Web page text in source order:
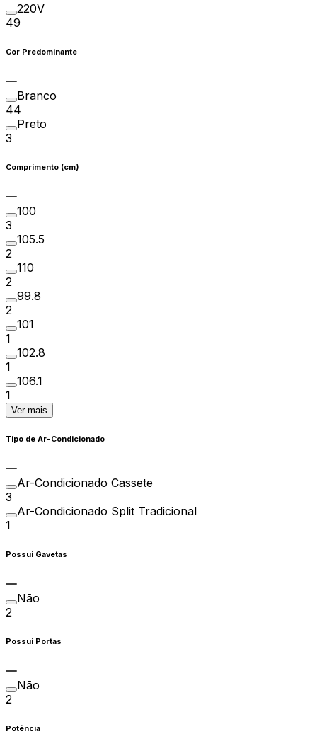
220V
49
Cor Predominante
Branco
44
Preto
3
Comprimento (cm)
100
3
105.5
2
110
2
99.8
2
101
1
102.8
1
106.1
1
Ver mais
Tipo de Ar-Condicionado
Ar-Condicionado Cassete
3
Ar-Condicionado Split Tradicional
1
Possui Gavetas
Não
2
Possui Portas
Não
2
Potência